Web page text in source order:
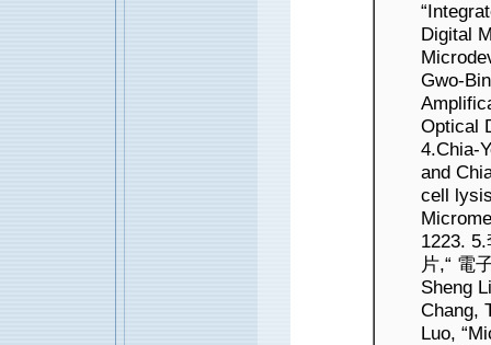
Digital
Gwo-
Optical
4.Chia-
and
cell
1223.
片,“ 電
Sheng
Chang,
Luo,